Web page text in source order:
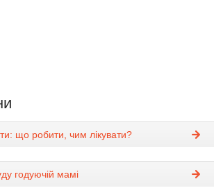
що робити, чим лікувати?
годуючій мамі